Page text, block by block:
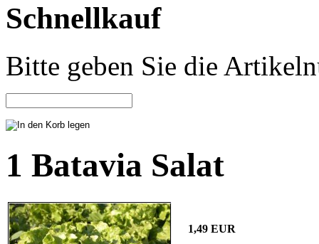
Schnellkauf
Bitte geben Sie die
1 Batavia Salat
1,49 EUR